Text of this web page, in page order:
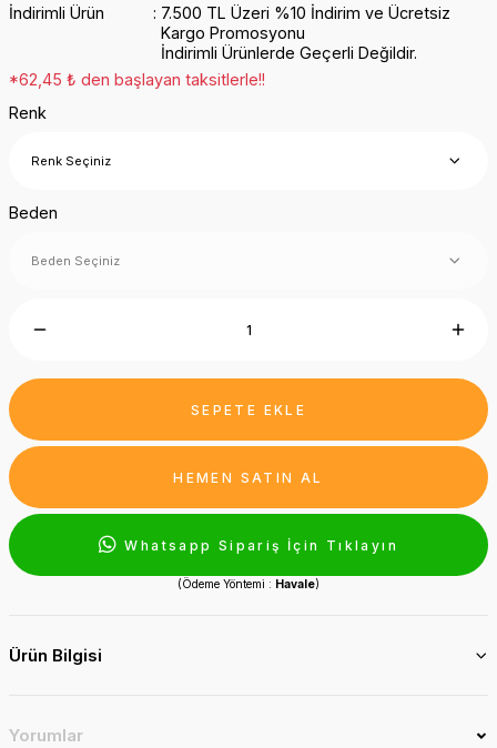
İndirimli Ürün
7.500 TL Üzeri %10 İndirim ve Ücretsiz
Kargo Promosyonu
İndirimli Ürünlerde Geçerli Değildir.
*62,45 ₺ den başlayan taksitlerle!!
Renk
Beden
SEPETE EKLE
HEMEN SATIN AL
Whatsapp Sipariş İçin Tıklayın
(Ödeme Yöntemi : Havale)
Ürün Bilgisi
Yorumlar